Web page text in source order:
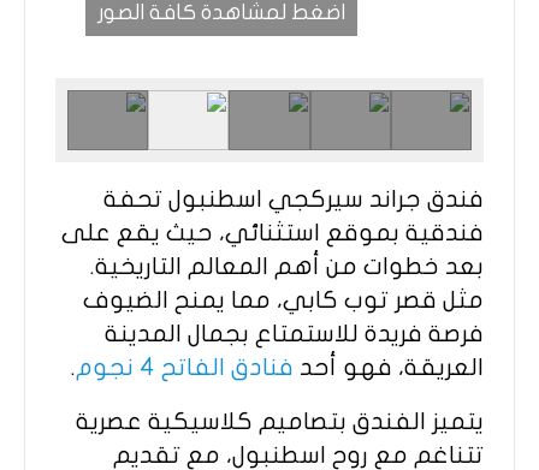
اضغط لمشاهدة كافة الصور
فندق جراند سيركجي اسطنبول تحفة
فندقية بموقع استثنائي، حيث يقع على
بعد خطوات من أهم المعالم التاريخية.
مثل قصر توب كابي، مما يمنح الضيوف
فرصة فريدة للاستمتاع بجمال المدينة
العريقة، فهو أحد فنادق الفاتح 4 نجوم .
يتميز الفندق بتصاميم كلاسيكية عصرية
تتناغم مع روح اسطنبول، مع تقديم